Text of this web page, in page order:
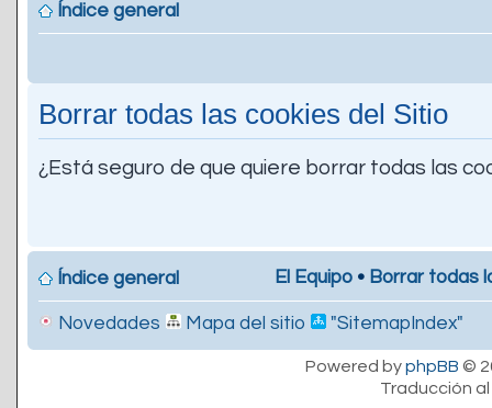
Índice general
Borrar todas las cookies del Sitio
¿Está seguro de que quiere borrar todas las
Índice general El Equipo • Borrar todas
Novedades Mapa del sitio "SitemapIndex"
Powered byphpBB ©
Traducción